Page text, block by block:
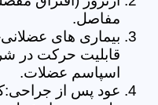
مفاصل.
بیماری های
قابلیت حرکت در
اسپاسم عضلات.
عود پس از